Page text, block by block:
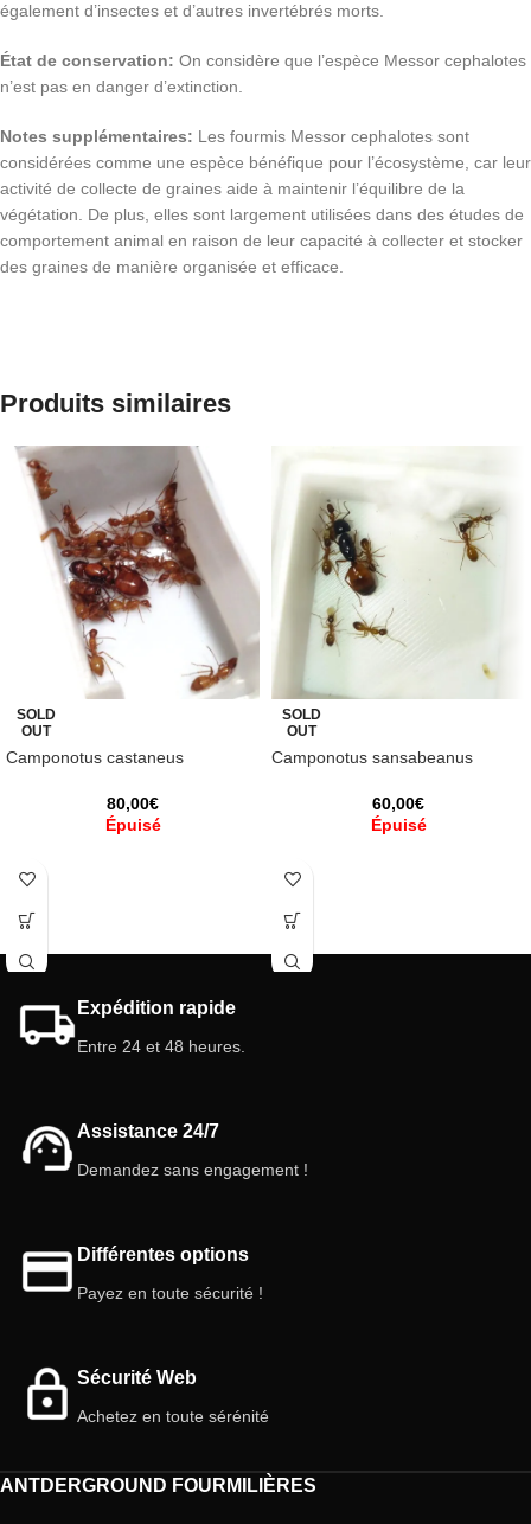
également d’insectes et d’autres invertébrés morts.
État de conservation: On considère que l’espèce Messor cephalotes
n’est pas en danger d’extinction.
Notes supplémentaires: Les fourmis Messor cephalotes sont
considérées comme une espèce bénéfique pour l’écosystème, car leur
activité de collecte de graines aide à maintenir l’équilibre de la
végétation. De plus, elles sont largement utilisées dans des études de
comportement animal en raison de leur capacité à collecter et stocker
des graines de manière organisée et efficace.
Produits similaires
SOLD
OUT
Camponotus castaneus
80,00€
Épuisé
SOLD
OUT
Camponotus sansabeanus
60,00€
Épuisé
Expédition rapide
Entre 24 et 48 heures.
Assistance 24/7
Demandez sans engagement !
Différentes options
Payez en toute sécurité !
Sécurité Web
Achetez en toute sérénité
ANTDERGROUND FOURMILIÈRES